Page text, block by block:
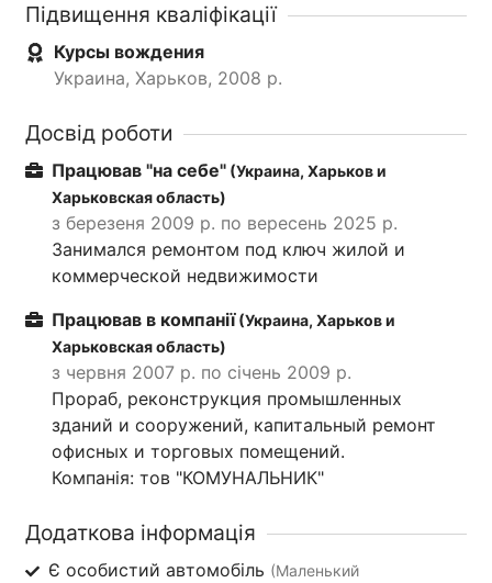
Підвищення кваліфікації
Курсы вождения
Украина, Харьков, 2008 р.
Досвід роботи
Працював "на себе" (Украина, Харьков и
Харьковская область)
з березеня 2009 р. по вересень 2025 р.
Занимался ремонтом под ключ жилой и
коммерческой недвижимости
Працював в компанії(Украина, Харьков и
Харьковская область)
з червня 2007 р. по січень 2009 р.
Прораб, реконструкция промышленных
зданий и сооружений, капитальный ремонт
офисных и торговых помещений.
Компанія: тов "КОМУНАЛЬНИК"
Додаткова інформація
Є особистий автомобіль (Маленький